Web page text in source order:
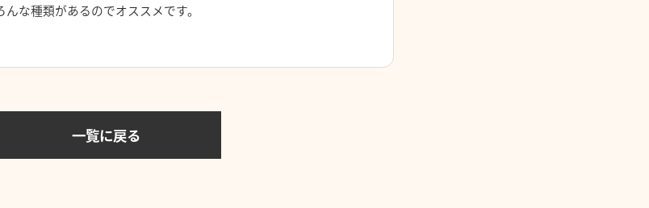
んな種類があるのでオススメです。⁡
一覧に戻る